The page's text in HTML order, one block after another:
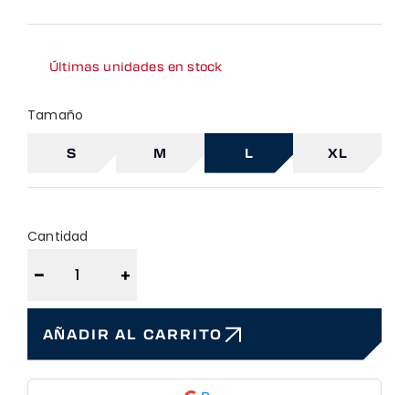
Últimas unidades en stock
Tamaño
S M L XL
Cantidad
− +
AÑADIR AL CARRITO